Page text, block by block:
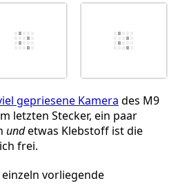
gepriesene Kamera des M9
letzten Stecker, ein paar
undetwas Klebstoff ist die
frei.
vorliegende